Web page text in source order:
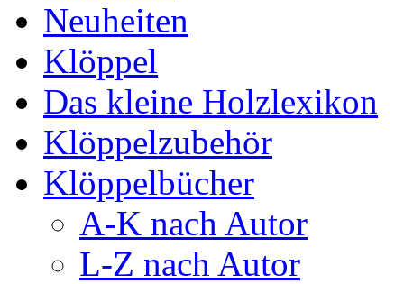
Neuheiten
Klöppel
Das kleine Holzlexikon
Klöppelzubehör
Klöppelbücher
A-K nach Autor
L-Z nach Autor